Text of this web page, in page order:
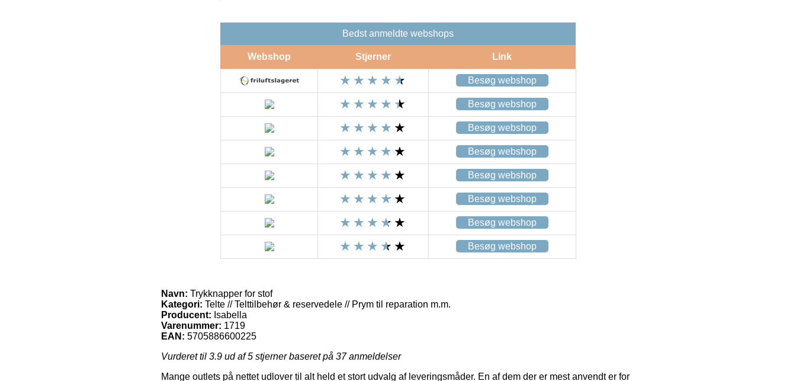
Bedst anmeldte webshops
Webshop Stjerner Link
Besøg webshop
Besøg webshop
Besøg webshop
Besøg webshop
Besøg webshop
Besøg webshop
Besøg webshop
Besøg webshop
Navn: Trykknapper for stof
Kategori: Telte // Telttilbehør & reservedele // Prym til reparation m.m.
Producent: Isabella
Varenummer: 1719
EAN: 5705886600225
Vurderet til 3.9 ud af 5 stjerner baseret på 37anmeldelser
Mange outlets på nettet udlover til alt held et stort udvalg af leveringsmåder. En af dem der er mest anvendt er for